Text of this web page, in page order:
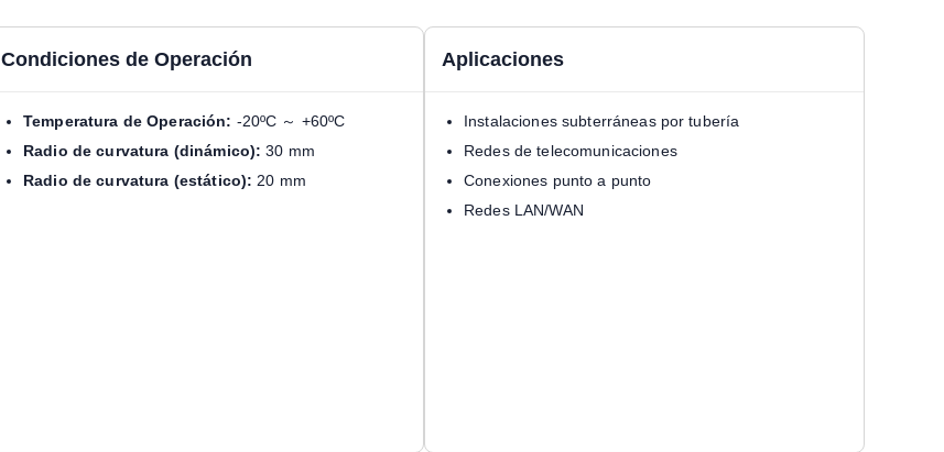
Condiciones de Operación
Temperatura de Operación: -20ºC ～ +60ºC
Radio de curvatura (dinámico): 30 mm
Radio de curvatura (estático): 20 mm
Aplicaciones
Instalaciones subterráneas por tubería
Redes de telecomunicaciones
Conexiones punto a punto
Redes LAN/WAN